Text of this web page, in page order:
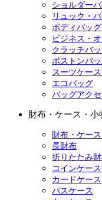
ショルダー
リュック・
ボディバッ
ビジネス・
クラッチバ
ボストンバ
スーツケー
エコバッグ
バッグアク
財布・ケース・小
財布・ケー
長財布
折りたたみ
コインケース
カードケース
パスケース